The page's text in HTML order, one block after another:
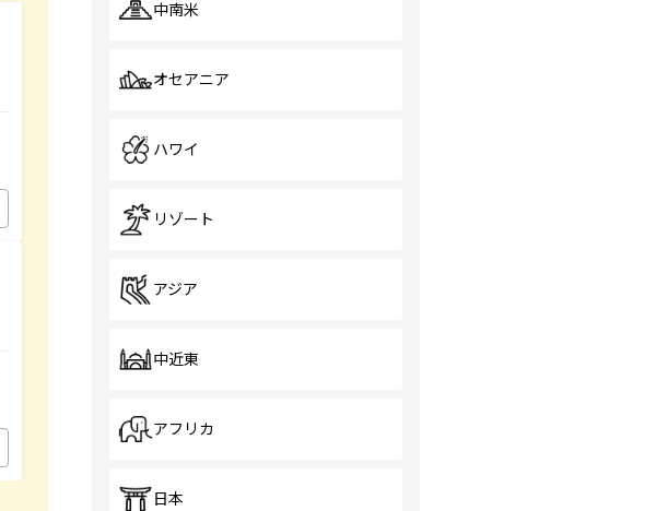
中南米
オセアニア
ハワイ
リゾート
アジア
中近東
アフリカ
日本